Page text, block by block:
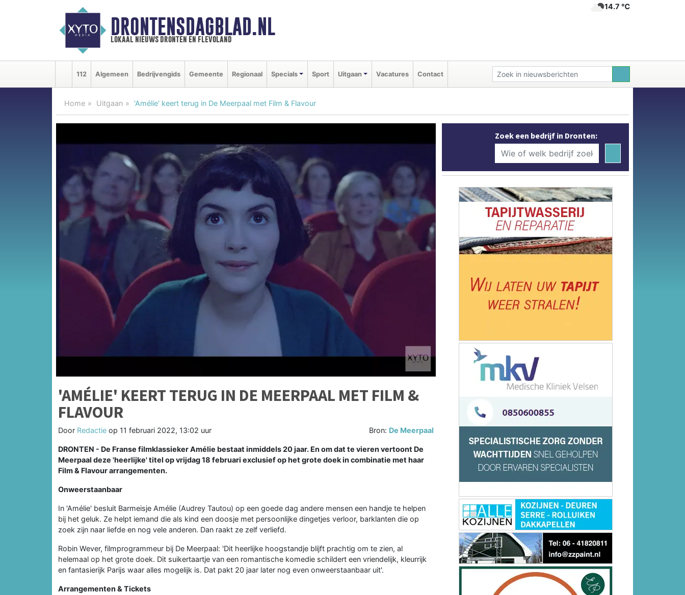
DRONTENSDAGBLAD.NL
lokaal nieuws dronten en flevoland
14.7 ℃
112 Algemeen Bedrijvengids Gemeente Regionaal Specials Sport Uitgaan Vacatures Contact
Home Uitgaan 'Amélie' keert terug in De Meerpaal met Film & Flavour
'AMÉLIE' KEERT TERUG IN DE MEERPAAL MET FILM &
FLAVOUR
Door Redactie op 11 februari 2022, 13:02 uur Bron: De Meerpaal
DRONTEN - De Franse filmklassieker Amélie bestaat inmiddels 20 jaar. En om dat te vieren vertoont De
Meerpaal deze 'heerlijke' titel op vrijdag 18 februari exclusief op het grote doek in combinatie met haar
Film & Flavour arrangementen.
Onweerstaanbaar
In 'Amélie' besluit Barmeisje Amélie (Audrey Tautou) op een goede dag andere mensen een handje te helpen
bij het geluk. Ze helpt iemand die als kind een doosje met persoonlijke dingetjes verloor, barklanten die op
zoek zijn naar liefde en nog vele anderen. Dan raakt ze zelf verliefd.
Robin Wever, filmprogrammeur bij De Meerpaal: 'Dit heerlijke hoogstandje blijft prachtig om te zien, al
helemaal op het grote doek. Dit suikertaartje van een romantische komedie schildert een vriendelijk, kleurrijk
en fantasierijk Parijs waar alles mogelijk is. Dat pakt 20 jaar later nog even onweerstaanbaar uit'.
Arrangementen & Tickets
Zoek een bedrijf in Dronten: